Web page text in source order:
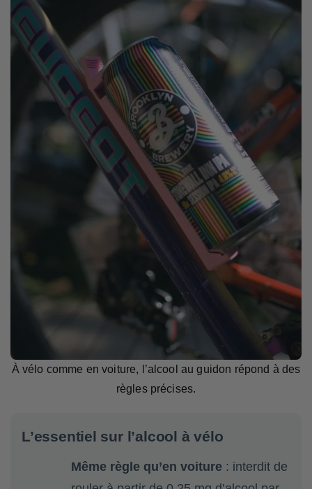
À vélo comme en voiture, l’alcool au guidon répond à des
règles précises.
L’essentiel sur l’alcool à vélo
Même règle qu’en voiture : interdit de